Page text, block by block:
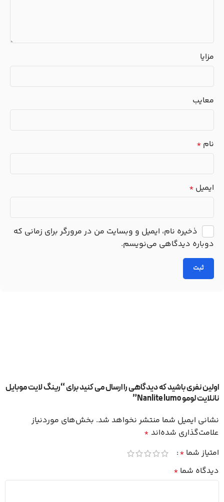
مزایا
معایب
نام *
ایمیل *
ذخیره نام، ایمیل و وبسایت من در مرورگر برای زمانی که
دوباره دیدگاهی می‌نویسم.
اولین نفری باشید که دیدگاهی را ارسال می کنید برای “رینگ لایت موبایل
نانلایت لومو Nanlite lumo”
نشانی ایمیل شما منتشر نخواهد شد. بخش‌های موردنیاز
علامت‌گذاری شده‌اند *
امتیاز شما *
دیدگاه شما *